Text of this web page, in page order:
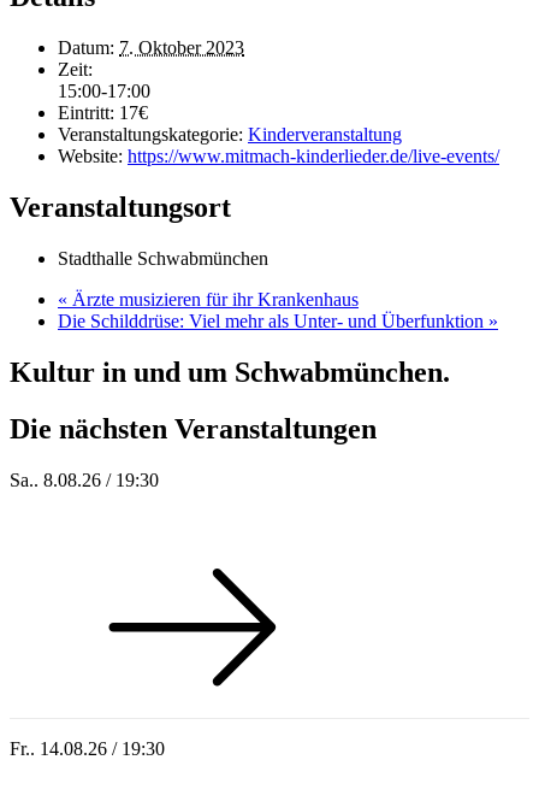
Datum: 7. Oktober 2023
Zeit:
15:00-17:00
Eintritt: 17€
Veranstaltungskategorie: Kinderveranstaltung
Website: https://www.mitmach-kinderlieder.de/live-events/
Veranstaltungsort
Stadthalle Schwabmünchen
« Ärzte musizieren für ihr Krankenhaus
Die Schilddrüse: Viel mehr als Unter- und Überfunktion »
Kultur in und um Schwabmünchen.
Die nächsten Veranstaltungen
Sa.. 8.08.26 / 19:30
Fr.. 14.08.26 / 19:30